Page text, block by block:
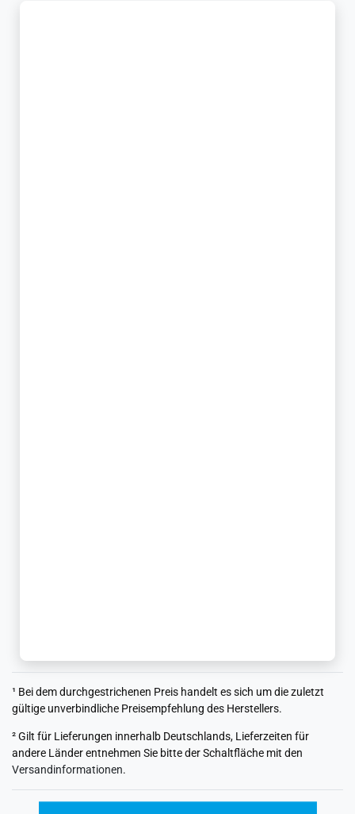
¹ Bei dem durchgestrichenen Preis handelt es sich um die zuletzt
gültige unverbindliche Preisempfehlung des Herstellers.
² Gilt für Lieferungen innerhalb Deutschlands, Lieferzeiten für
andere Länder entnehmen Sie bitte der Schaltfläche mit den
Versandinformationen.